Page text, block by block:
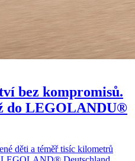
bez kompromisů.
do LEGOLANDU®
děti a téměř tisíc kilometrů